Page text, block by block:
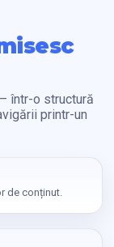
într-o structură
printr-un
de conținut.